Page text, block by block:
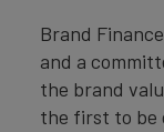
Brand
and a
the brand
the first to be